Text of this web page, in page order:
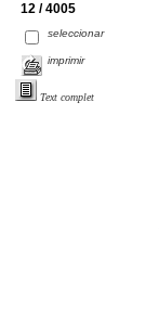
12 / 4005
seleccionar
imprimir
Text complet